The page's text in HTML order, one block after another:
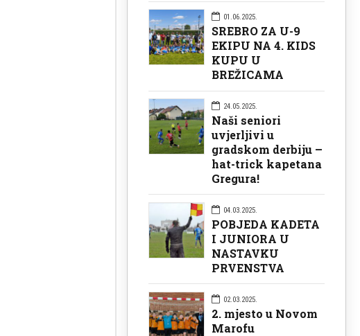
01.06.2025.
SREBRO ZA U-9
EKIPU NA 4. KIDS
KUPU U
BREŽICAMA
24.05.2025.
Naši seniori
uvjerljivi u
gradskom derbiju –
hat-trick kapetana
Gregura!
04.03.2025.
POBJEDA KADETA
I JUNIORA U
NASTAVKU
PRVENSTVA
02.03.2025.
2. mjesto u Novom
Marofu